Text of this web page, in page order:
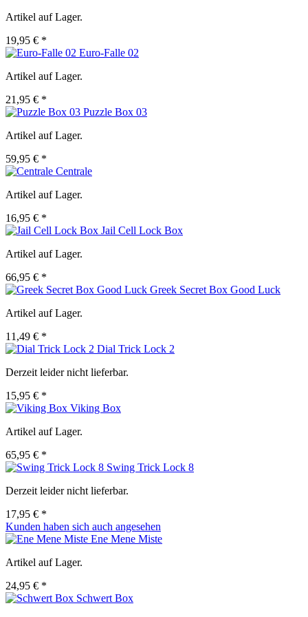
Artikel auf Lager.
19,95 € *
Euro-Falle 02
Artikel auf Lager.
21,95 € *
Puzzle Box 03
Artikel auf Lager.
59,95 € *
Centrale
Artikel auf Lager.
16,95 € *
Jail Cell Lock Box
Artikel auf Lager.
66,95 € *
Greek Secret Box Good Luck
Artikel auf Lager.
11,49 € *
Dial Trick Lock 2
Derzeit leider nicht lieferbar.
15,95 € *
Viking Box
Artikel auf Lager.
65,95 € *
Swing Trick Lock 8
Derzeit leider nicht lieferbar.
17,95 € *
Kunden haben sich auch angesehen
Ene Mene Miste
Artikel auf Lager.
24,95 € *
Schwert Box